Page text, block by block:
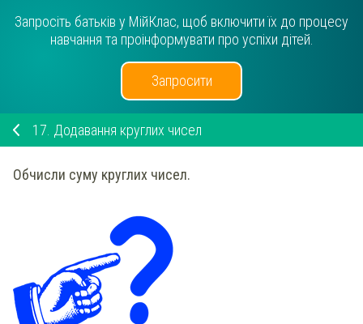
Запросіть батьків у МійКлас, щоб включити їх до процесу
навчання та проінформувати про успіхи дітей.
Запросити
17. Додавання круглих чисел
Обчисли суму круглих чисел.